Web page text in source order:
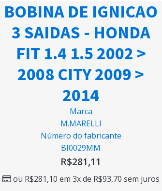
BOBINA DE IGNICAO
3 SAIDAS - HONDA
FIT 1.4 1.5 2002 >
2008 CITY 2009 >
2014
Marca
M.MARELLI
Número do fabricante
BI0029MM
R$281,11
ou R$281,10 em 3x de R$93,70 sem juros